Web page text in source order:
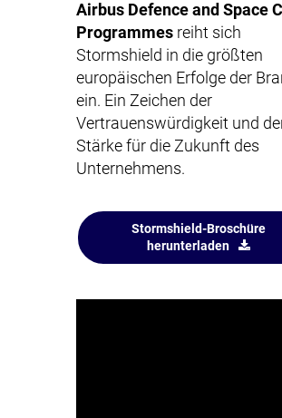
Airbus Defence and Space
Programmes reiht sich
Stormshield in die größten
europäischen Erfolge der
ein. Ein Zeichen der
Vertrauenswürdigkeit und
Stärke für die Zukunft des
Unternehmens.
Stormshield-Broschüre
herunterladen